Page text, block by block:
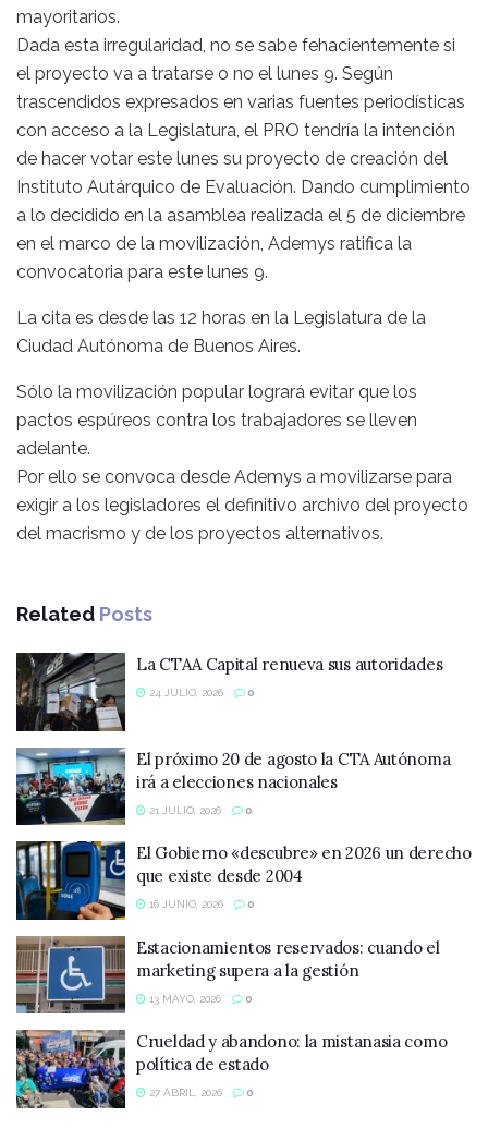
mayoritarios.
Dada esta irregularidad, no se sabe fehacientemente si
el proyecto va a tratarse o no el lunes 9. Según
trascendidos expresados en varias fuentes periodísticas
con acceso a la Legislatura, el PRO tendría la intención
de hacer votar este lunes su proyecto de creación del
Instituto Autárquico de Evaluación. Dando cumplimiento
a lo decidido en la asamblea realizada el 5 de diciembre
en el marco de la movilización, Ademys ratifica la
convocatoria para este lunes 9.
La cita es desde las 12 horas en la Legislatura de la
Ciudad Autónoma de Buenos Aires.
Sólo la movilización popular logrará evitar que los
pactos espúreos contra los trabajadores se lleven
adelante.
Por ello se convoca desde Ademys a movilizarse para
exigir a los legisladores el definitivo archivo del proyecto
del macrismo y de los proyectos alternativos.
Related Posts
La CTAA Capital renueva sus autoridades
24 JULIO, 2026 0
El próximo 20 de agosto la CTA Autónoma
irá a elecciones nacionales
21 JULIO, 2026 0
El Gobierno «descubre» en 2026 un derecho
que existe desde 2004
16 JUNIO, 2026 0
Estacionamientos reservados: cuando el
marketing supera a la gestión
13 MAYO, 2026 0
Crueldad y abandono: la mistanasia como
política de estado
27 ABRIL, 2026 0